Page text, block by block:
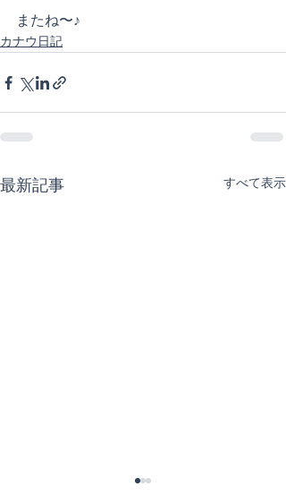
またね〜♪
カナウ日記
最新記事 すべて表示